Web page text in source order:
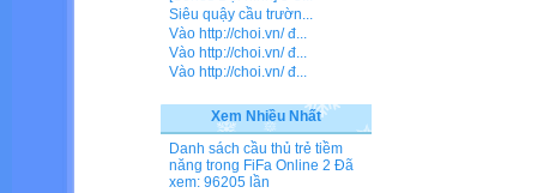
Siêu quậy cầu trườn...
Vào http://choi.vn/ đ...
Vào http://choi.vn/ đ...
Vào http://choi.vn/ đ...
Xem Nhiều Nhất
Danh sách cầu thủ trẻ tiềm
năng trong FiFa Online 2 Đã
xem: 96205 lần